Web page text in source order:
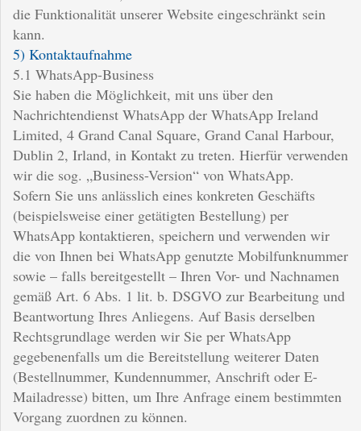
die Funktionalität unserer Website eingeschränkt sein
kann.
5) Kontaktaufnahme
5.1 WhatsApp-Business
Sie haben die Möglichkeit, mit uns über den
Nachrichtendienst WhatsApp der WhatsApp Ireland
Limited, 4 Grand Canal Square, Grand Canal Harbour,
Dublin 2, Irland, in Kontakt zu treten. Hierfür verwenden
wir die sog. „Business-Version“ von WhatsApp.
Sofern Sie uns anlässlich eines konkreten Geschäfts
(beispielsweise einer getätigten Bestellung) per
WhatsApp kontaktieren, speichern und verwenden wir
die von Ihnen bei WhatsApp genutzte Mobilfunknummer
sowie – falls bereitgestellt – Ihren Vor- und Nachnamen
gemäß Art. 6 Abs. 1 lit. b. DSGVO zur Bearbeitung und
Beantwortung Ihres Anliegens. Auf Basis derselben
Rechtsgrundlage werden wir Sie per WhatsApp
gegebenenfalls um die Bereitstellung weiterer Daten
(Bestellnummer, Kundennummer, Anschrift oder E-
Mailadresse) bitten, um Ihre Anfrage einem bestimmten
Vorgang zuordnen zu können.